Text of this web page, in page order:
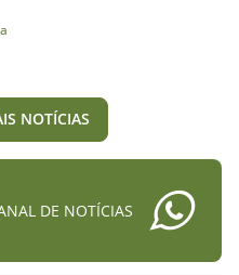
NOTÍCIAS
DE NOTÍCIAS